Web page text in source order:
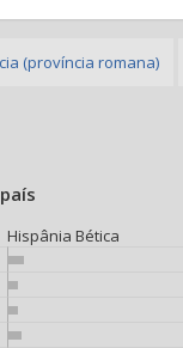
(província romana)
Hispânia Bética